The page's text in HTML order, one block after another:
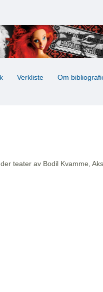
Verkliste Om
teater av Bodil Kvamme,